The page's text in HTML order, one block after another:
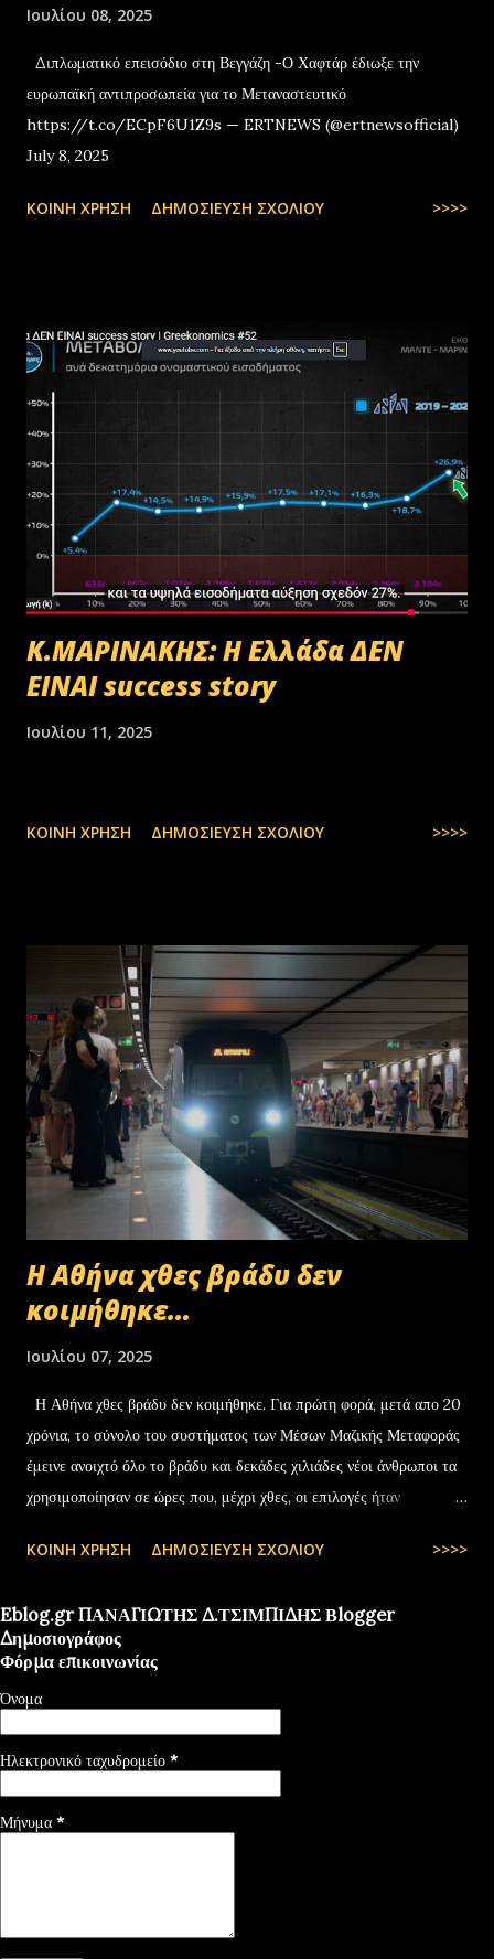
Ιουλίου 08, 2025
Διπλωματικό επεισόδιο στη Βεγγάζη -Ο Χαφτάρ έδιωξε την
ευρωπαϊκή αντιπροσωπεία για το Μεταναστευτικό
https://t.co/ECpF6U1Z9s — ERTNEWS (@ertnewsofficial)
July 8, 2025
ΚΟΙΝΉ ΧΡΉΣΗ ΔΗΜΟΣΊΕΥΣΗ ΣΧΟΛΊΟΥ >>>>
Κ.ΜΑΡΙΝΑΚΗΣ: Η Ελλάδα ΔΕΝ
ΕΙΝΑΙ success story
Ιουλίου 11, 2025
ΚΟΙΝΉ ΧΡΉΣΗ ΔΗΜΟΣΊΕΥΣΗ ΣΧΟΛΊΟΥ >>>>
Η Αθήνα χθες βράδυ δεν
κοιμήθηκε...
Ιουλίου 07, 2025
Η Αθήνα χθες βράδυ δεν κοιμήθηκε. Για πρώτη φορά, μετά απο 20
χρόνια, το σύνολο του συστήματος των Μέσων Μαζικής Μεταφοράς
έμεινε ανοιχτό όλο το βράδυ και δεκάδες χιλιάδες νέοι άνθρωποι τα
χρησιμοποίησαν σε ώρες που, μέχρι χθες, οι επιλογές ήταν
2025
ΚΟΙΝΉ ΧΡΉΣΗ ΔΗΜΟΣΊΕΥΣΗ ΣΧΟΛΊΟΥ >>>>
Eblog.gr ΠΑΝΑΓΙΩΤΗΣ Δ.ΤΣΙΜΠΙΔΗΣ Βlogger
Δημοσιογράφος
Φόρμα επικοινωνίας
Όνομα
Ηλεκτρονικό ταχυδρομείο *
Μήνυμα *